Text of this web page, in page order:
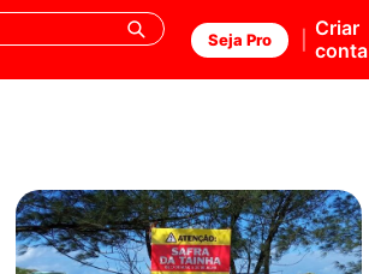
Seja Pro
Criar
conta